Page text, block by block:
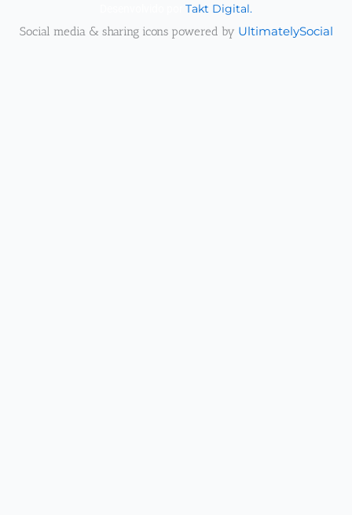
Takt Digital.
Social media & sharing icons powered by UltimatelySocial